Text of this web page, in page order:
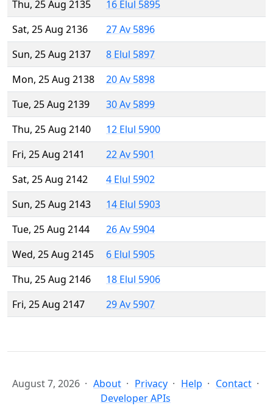
Thu, 25 Aug 2135
16 Elul 5895
Sat, 25 Aug 2136
27 Av 5896
Sun, 25 Aug 2137
8 Elul 5897
Mon, 25 Aug 2138
20 Av 5898
Tue, 25 Aug 2139
30 Av 5899
Thu, 25 Aug 2140
12 Elul 5900
Fri, 25 Aug 2141
22 Av 5901
Sat, 25 Aug 2142
4 Elul 5902
Sun, 25 Aug 2143
14 Elul 5903
Tue, 25 Aug 2144
26 Av 5904
Wed, 25 Aug 2145
6 Elul 5905
Thu, 25 Aug 2146
18 Elul 5906
Fri, 25 Aug 2147
29 Av 5907
August 7, 2026 About Privacy Help
Contact
Developer APIs